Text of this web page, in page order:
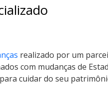
realizado por um
com mudanças de
cuidar do seu